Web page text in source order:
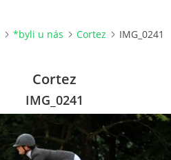
*byli u nás Cortez IMG_0241
Cortez
IMG_0241